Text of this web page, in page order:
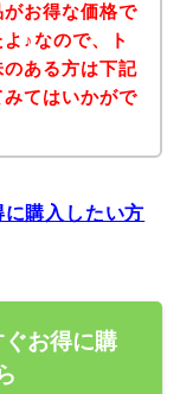
お得な価格で
♪なので、ト
ある方は下記
てはいかがで
に購入したい方
ぐお得に購